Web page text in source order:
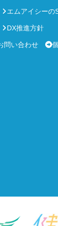
エムアイシーの
DX推進方針
問い合わせ